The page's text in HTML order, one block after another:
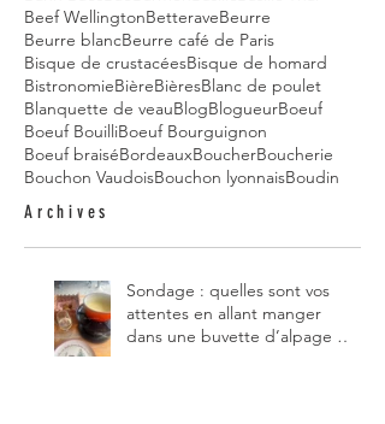
Beef WellingtonBetteraveBeurre
Beurre blancBeurre café de Paris
Bisque de crustacéesBisque de homard
BistronomieBièreBièresBlanc de poulet
Blanquette de veauBlogBlogueurBoeuf
Boeuf BouilliBoeuf Bourguignon
Boeuf braiséBordeauxBoucherBoucherie
Bouchon VaudoisBouchon lyonnaisBoudin
Archives
Sondage : quelles sont vos
attentes en allant manger
dans une buvette d’alpage et,